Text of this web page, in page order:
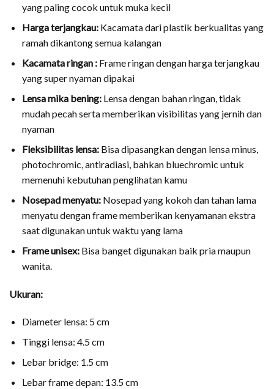
yang paling cocok untuk muka kecil
Harga terjangkau:Kacamata dari plastik berkualitas yang
ramah dikantong semua kalangan
Kacamata ringan : Frame ringan dengan harga terjangkau
yang super nyaman dipakai
Lensa mika bening:Lensa dengan bahan ringan, tidak
mudah pecah serta memberikan visibilitas yang jernih dan
nyaman
Fleksibilitas lensa:Bisa dipasangkan dengan lensa minus,
photochromic, antiradiasi, bahkan bluechromic untuk
memenuhi kebutuhan penglihatan kamu
Nosepad menyatu:Nosepad yang kokoh dan tahan lama
menyatu dengan frame memberikan kenyamanan ekstra
saat digunakan untuk waktu yang lama
Frame unisex:Bisa banget digunakan baik pria maupun
wanita.
Ukuran:
Diameter lensa: 5 cm
Tinggi lensa: 4.5 cm
Lebar bridge: 1.5 cm
Lebar frame depan: 13.5 cm